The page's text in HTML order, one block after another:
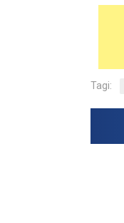
Tagi: